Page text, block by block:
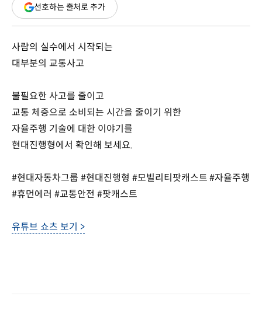
선호하는 출처로 추가(새
창
사람의 실수에서 시작되는
대부분의 교통사고
불필요한 사고를 줄이고
교통 체증으로 소비되는 시간을 줄이기 위한
자율주행 기술에 대한 이야기를
현대진행형에서 확인해 보세요.
#현대자동차그룹 #현대진행형 #모빌리티팟캐스트 #자율주행
#휴먼에러 #교통안전 #팟캐스트
유튜브 쇼츠 보기 >